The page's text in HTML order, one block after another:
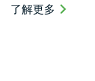
了解更多